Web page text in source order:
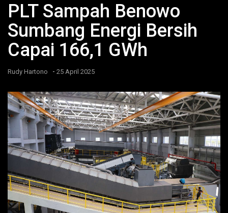
PLT Sampah Benowo
Sumbang Energi Bersih
Capai 166,1 GWh
Rudy Hartono - 25 April 2025